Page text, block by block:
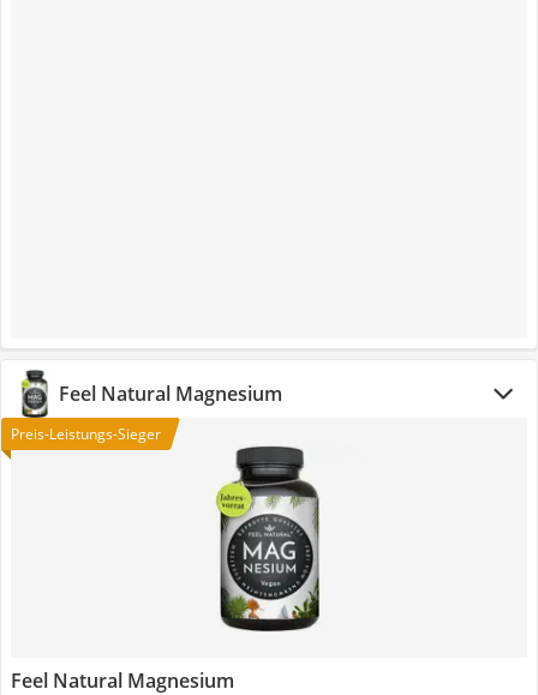
Feel Natural Magnesium
Preis-Leistungs-Sieger
Feel Natural Magnesium